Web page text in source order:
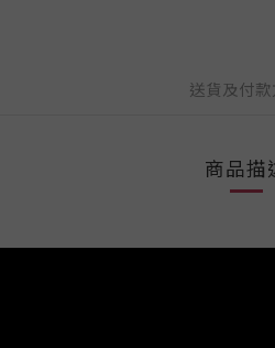
送貨及付
商品描